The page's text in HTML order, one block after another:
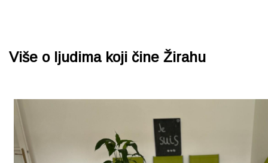
Više o ljudima koji čine Žirahu